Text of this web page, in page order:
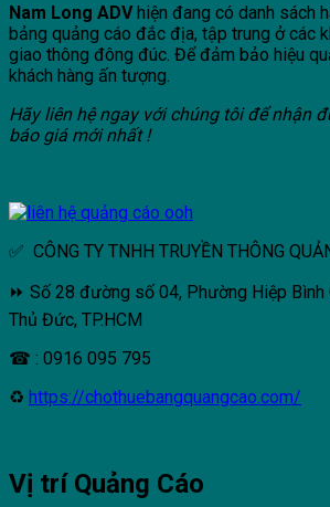
Nam Long ADVhiện đang có danh sách
bảng quảng cáo đắc địa, tập trung ở các
giao thông đông đúc. Để đảm bảo hiệu
khách hàng ấn tượng.
Hãy liên hệ ngay với chúng tôi để nhận
báo giá mới nhất !
✅ CÔNG TY TNHH TRUYỀN THÔNG
⏩ Số 28 đường số 04, Phường Hiệp Bình
Thủ Đức, TP.HCM
☎ : 0916 095 795
♻ https://chothuebangquangcao.com/
Vị trí Quảng Cáo